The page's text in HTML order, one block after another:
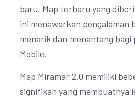
baru. Map terbaru yang
ini menawarkan pengalaman
menarik dan menantang bagi
Mobile.
Map Miramar 2.0 memiliki
signifikan yang membuatnya